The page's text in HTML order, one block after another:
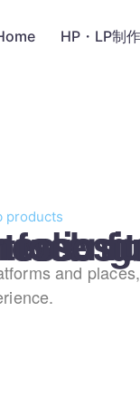
HP・LP制作
products
fulland places,